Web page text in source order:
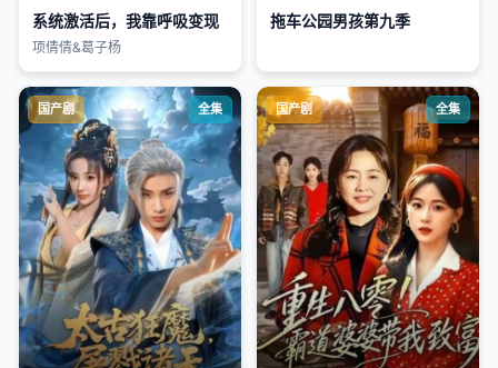
系统激活后，我靠呼吸变现
项倩倩&葛子杨
拖车公园男孩第九季
国产剧 全集 国产剧 全集